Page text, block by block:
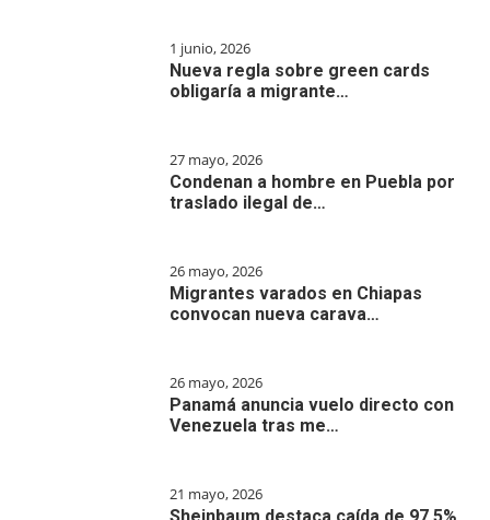
1 junio, 2026
Nueva regla sobre green cards
obligaría a migrante…
27 mayo, 2026
Condenan a hombre en Puebla por
traslado ilegal de…
26 mayo, 2026
Migrantes varados en Chiapas
convocan nueva carava…
26 mayo, 2026
Panamá anuncia vuelo directo con
Venezuela tras me…
21 mayo, 2026